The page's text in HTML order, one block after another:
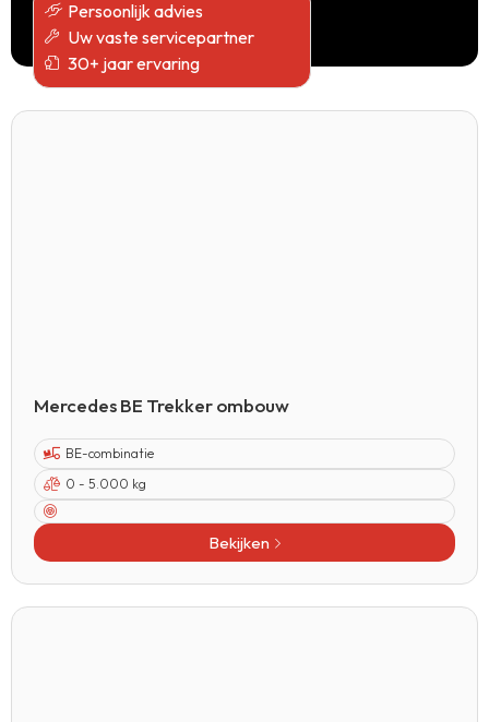
Persoonlijk advies
Uw vaste servicepartner
30+ jaar ervaring
Mercedes BE Trekker ombouw
BE-combinatie
0 - 5.000 kg
Bekijken